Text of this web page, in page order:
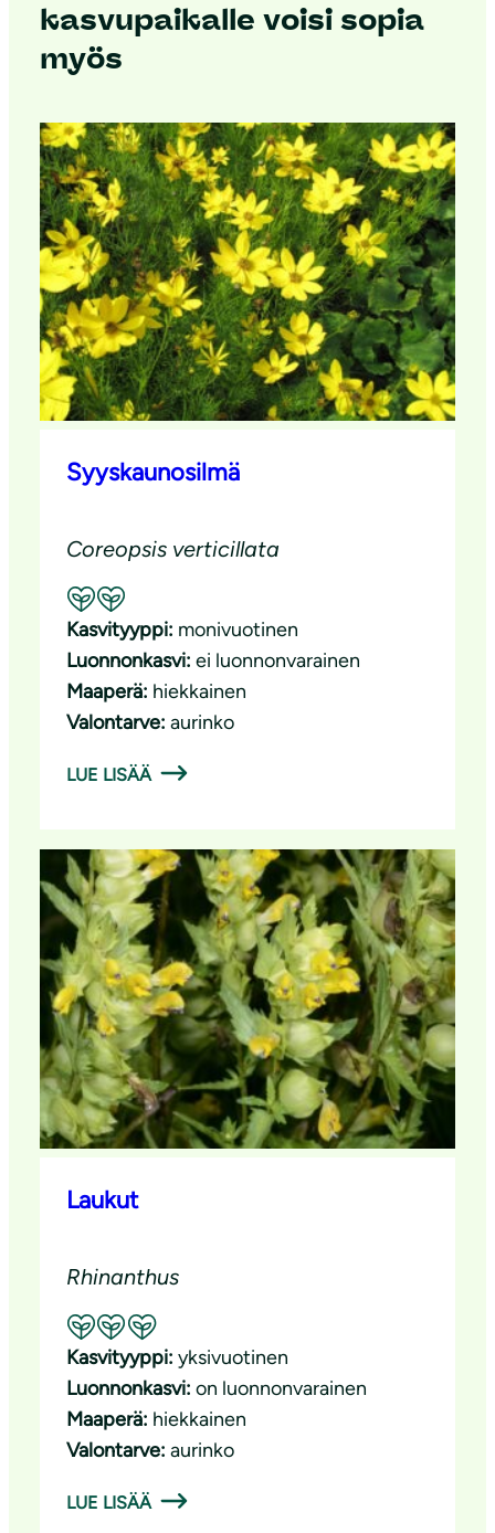
kasvupaikalle voisi sopia
myös
Syyskaunosilmä
Coreopsis verticillata
Suositeltavuus: Hyvä pölyttäjäkasvi
Kasvityyppi: monivuotinen
Luonnonkasvi: ei luonnonvarainen
Maaperä: hiekkainen
Valontarve: aurinko
LUE LISÄÄ
Laukut
Rhinanthus
Suositeltavuus: Erinomainen pölyttäjäkasvi
Kasvityyppi: yksivuotinen
Luonnonkasvi: on luonnonvarainen
Maaperä: hiekkainen
Valontarve: aurinko
LUE LISÄÄ